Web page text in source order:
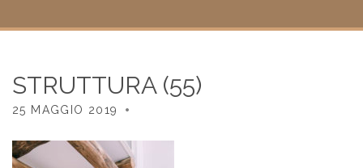
STRUTTURA (55)
25 MAGGIO 2019